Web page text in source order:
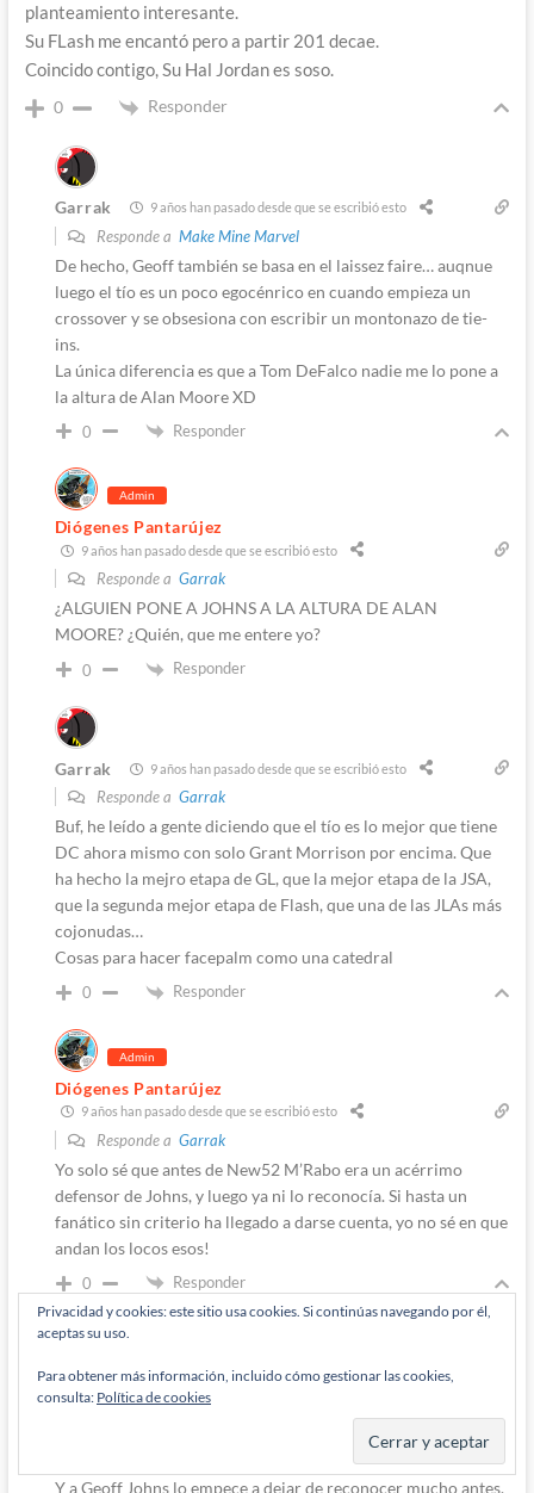
planteamiento interesante.
Su FLash me encantó pero a partir 201 decae.
Coincido contigo, Su Hal Jordan es soso.
0 Responder
Garrak 9 años han pasado desde que se escribió esto
Responde a Make Mine Marvel
De hecho, Geoff también se basa en el laissez faire… auqnue
luego el tío es un poco egocénrico en cuando empieza un
crossover y se obsesiona con escribir un montonazo de tie-
ins.
La única diferencia es que a Tom DeFalco nadie me lo pone a
la altura de Alan Moore XD
0 Responder
Admin
Diógenes Pantarújez
9 años han pasado desde que se escribió esto
Responde a Garrak
¿ALGUIEN PONE A JOHNS A LA ALTURA DE ALAN
MOORE? ¿Quién, que me entere yo?
0 Responder
Garrak 9 años han pasado desde que se escribió esto
Responde a Garrak
Buf, he leído a gente diciendo que el tío es lo mejor que tiene
DC ahora mismo con solo Grant Morrison por encima. Que
ha hecho la mejro etapa de GL, que la mejor etapa de la JSA,
que la segunda mejor etapa de Flash, que una de las JLAs más
cojonudas…
Cosas para hacer facepalm como una catedral
0 Responder
Admin
Diógenes Pantarújez
9 años han pasado desde que se escribió esto
Responde a Garrak
Yo solo sé que antes de New52 M’Rabo era un acérrimo
defensor de Johns, y luego ya ni lo reconocía. Si hasta un
fanático sin criterio ha llegado a darse cuenta, yo no sé en que
andan los locos esos!
0 Responder
M'Rabo Mhulargo 9 años han pasado desde que se escribió esto
Fanatico sin criterio dice el que ve el futbol!!
Y a Geoff Johns lo empece a dejar de reconocer mucho antes,
Privacidad y cookies: este sitio usa cookies. Si continúas navegando por él,
aceptas su uso.
Para obtener más información, incluido cómo gestionar las cookies,
consulta: Política de cookies